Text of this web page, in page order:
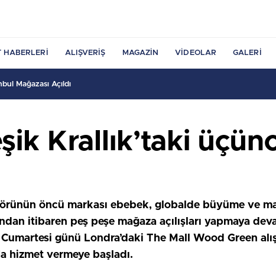
HABERLERI ALIŞVERIŞ MAGAZIN VIDEOLAR GALERI
Mağazası Açıldı
Krallık’taki
öncü markası ebebek, globalde büyüme ve
itibaren peş peşe mağaza açılışları yapmaya
günü Londra’daki The Mall Wood Green
hizmet vermeye başladı.